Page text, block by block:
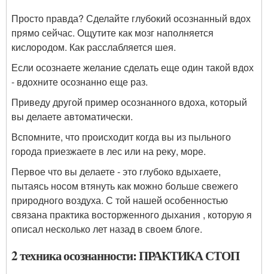
Просто правда? Сделайте глубокий осознанный вдох
прямо сейчас. Ощутите как мозг наполняется
кислородом. Как расслабляется шея.
Если осознаете желание сделать еще один такой вдох
- вдохните осознанно еще раз.
Приведу другой пример осознанного вдоха, который
вы делаете автоматически.
Вспомните, что происходит когда вы из пыльного
города приезжаете в лес или на реку, море.
Первое что вы делаете - это глубоко вдыхаете,
пытаясь носом втянуть как можно больше свежего
природного воздуха. С той нашей особенностью
связана практика восторженного дыхания , которую я
описал несколько лет назад в своем блоге.
2 техника осознанности: ПРАКТИКА СТОП